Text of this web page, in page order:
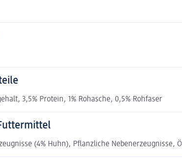
3,5% Protein, 1% Rohasche, 0,5% Rohfaser
(4% Huhn), Pflanzliche Nebenerzeugnisse,